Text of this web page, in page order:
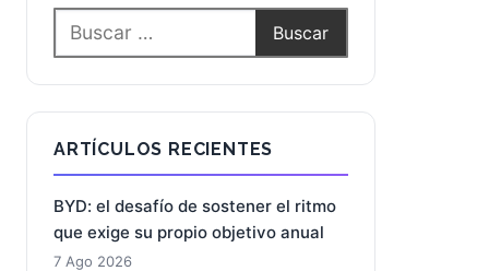
ARTÍCULOS RECIENTES
BYD: el desafío de sostener el ritmo
que exige su propio objetivo anual
7 Ago 2026